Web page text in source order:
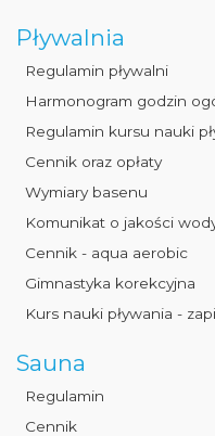
Pływalnia
Regulamin pływalni
Harmonogram godzin
Regulamin kursu nauki
Cennik oraz opłaty
Wymiary basenu
Komunikat o jakości
Cennik - aqua aerobic
Gimnastyka korekcyjna
Kurs nauki pływania -
Sauna
Regulamin
Cennik